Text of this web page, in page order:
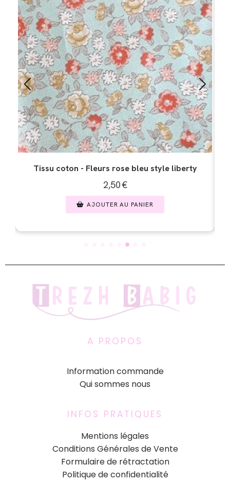
Tissu coton - Fleurs zantem rose orangé
2,50€
AJOUTER AU PANIER
A PROPOS
Information commande
Qui sommes nous
INFOS PRATIQUES
Mentions légales
Conditions Générales de Vente
Formulaire de rétractation
Politique de confidentialité